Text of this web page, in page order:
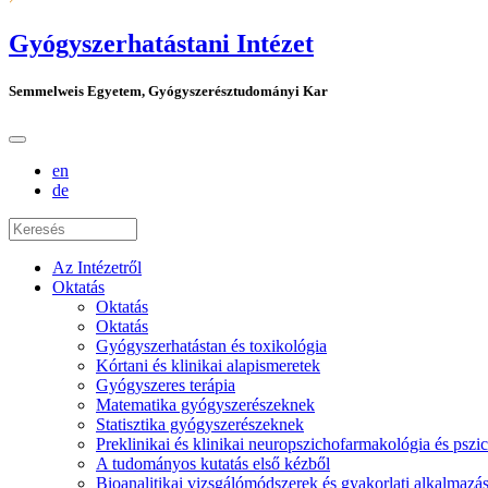
Gyógyszerhatástani Intézet
Semmelweis Egyetem, Gyógyszerésztudományi Kar
en
de
Az Intézetről
Oktatás
Oktatás
Oktatás
Gyógyszerhatástan és toxikológia
Kórtani és klinikai alapismeretek
Gyógyszeres terápia
Matematika gyógyszerészeknek
Statisztika gyógyszerészeknek
Preklinikai és klinikai neuropszichofarmakológia és
A tudományos kutatás első kézből
Bioanalitikai vizsgálómódszerek és gyakorlati